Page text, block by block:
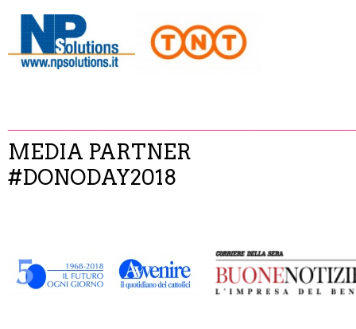
MEDIA PARTNER
#DONODAY2018